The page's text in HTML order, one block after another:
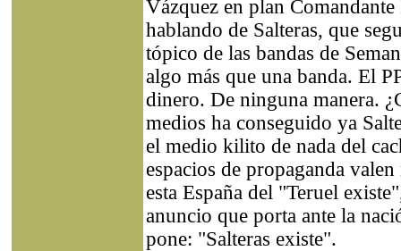
Vázquez en plan
hablando de Salteras, que
tópico de las bandas de
algo más que una banda. El
dinero. De ninguna manera.
medios ha conseguido ya
el medio kilito de nada del
espacios de propaganda
esta España del "Teruel
anuncio que porta ante la
pone: "Salteras existe".